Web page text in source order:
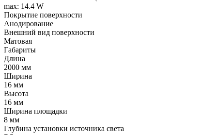
max: 14.4 W
Покрытие поверхности
Анодирование
Внешний вид поверхности
Матовая
Габариты
Длина
2000 мм
Ширина
16 мм
Высота
16 мм
Ширина площадки
8 мм
Глубина установки источника света